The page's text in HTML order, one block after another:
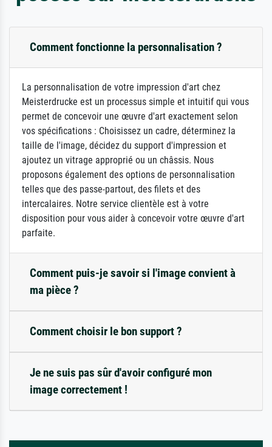
Comment fonctionne la personnalisation ?
La personnalisation de votre impression d'art chez
Meisterdrucke est un processus simple et intuitif qui vous
permet de concevoir une œuvre d'art exactement selon
vos spécifications : Choisissez un cadre, déterminez la
taille de l'image, décidez du support d'impression et
ajoutez un vitrage approprié ou un châssis. Nous
proposons également des options de personnalisation
telles que des passe-partout, des filets et des
intercalaires. Notre service clientèle est à votre
disposition pour vous aider à concevoir votre œuvre d'art
parfaite.
Comment puis-je savoir si l'image convient à
ma pièce ?
Comment choisir le bon support ?
Je ne suis pas sûr d'avoir configuré mon
image correctement !